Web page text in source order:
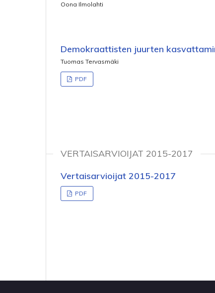
Oona Ilmolahti
Demokraattisten juurten
Tuomas Tervasmäki
PDF
VERTAISARVIOIJAT 2015-2017
Vertaisarvioijat 2015-2017
PDF